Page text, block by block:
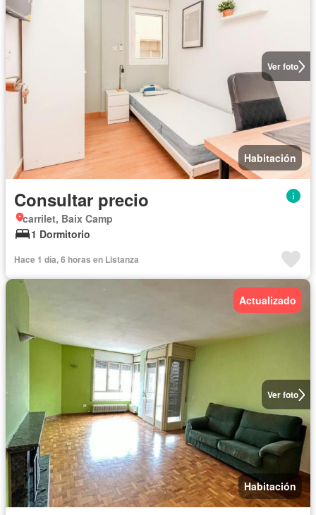
Ver foto
Habitación
Consultar precio
carrilet, Baix Camp
1 Dormitorio
Hace 1 día, 6 horas en Listanza
Ver foto
Actualizado
Habitación